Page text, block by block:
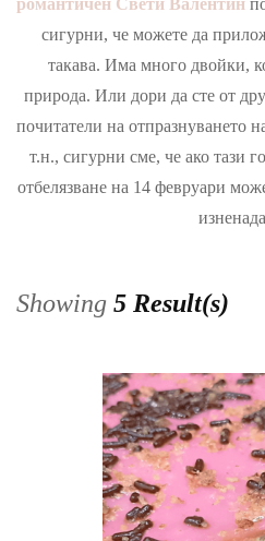
романтичен Свети Валентин
сигурни, че можете да
такава. Има много двойки,
природа. Или дори да сте от
почитатели на отпразнуването
т.н., сигурни сме, че ако тази
отбелязване на 14 февруари
Showing 5 Result(s)